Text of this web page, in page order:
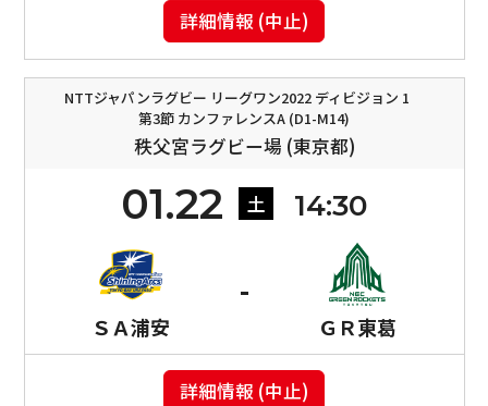
詳細情報 (中止)
NTTジャパンラグビー リーグワン2022 ディビジョン 1
第3節 カンファレンスA (D1-M14)
秩父宮ラグビー場 (東京都)
01.22 土 14:30
ＳＡ浦安 ＧＲ東葛
詳細情報 (中止)